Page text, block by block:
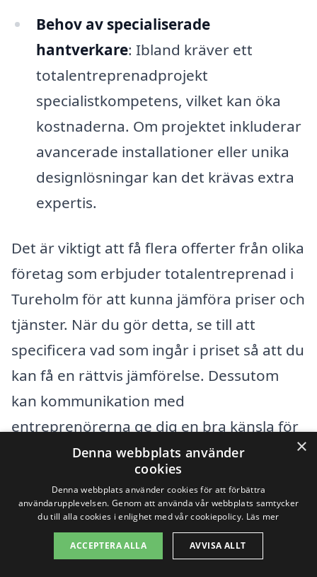
Behov av specialiserade
hantverkare: Ibland kräver ett
totalentreprenadprojekt
specialistkompetens, vilket kan öka
kostnaderna. Om projektet inkluderar
avancerade installationer eller unika
designlösningar kan det krävas extra
expertis.
Det är viktigt att få flera offerter från olika
företag som erbjuder totalentreprenad i
Tureholm för att kunna jämföra priser och
tjänster. När du gör detta, se till att
specificera vad som ingår i priset så att du
kan få en rättvis jämförelse. Dessutom
kan kommunikation med
entreprenörerna ge dig en bra känsla för
deras professionella erfarenhet och
kundservice, vilket är avgörande för att
genomföra ett framgångsrikt projekt.
Oavsett om du planerar att bygga ett nytt
×
Denna webbplats använder
cookies
Denna webbplats använder cookies för att förbättra
användarupplevelsen. Genom att använda vår webbplats samtycker
du till alla cookies i enlighet med vår cookiepolicy. Läs mer
ACCEPTERA ALLA AVVISA ALLT